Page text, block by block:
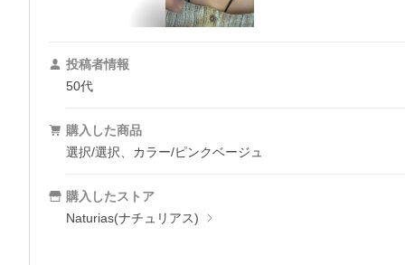
投稿者情報
50代
購入した商品
選択/選択、カラー/ピンクベージュ
購入したストア
Naturias(ナチュリアス)